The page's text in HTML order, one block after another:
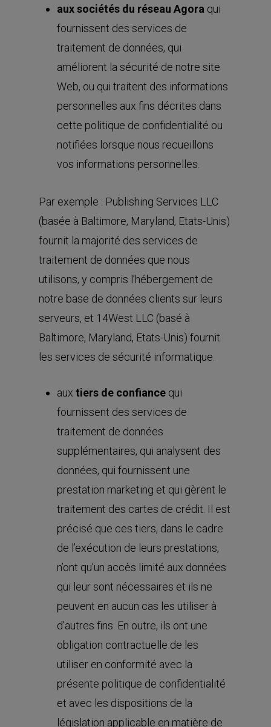
aux sociétés du réseau Agora qui
fournissent des services de
traitement de données, qui
améliorent la sécurité de notre site
Web, ou qui traitent des informations
personnelles aux fins décrites dans
cette politique de confidentialité ou
notifiées lorsque nous recueillons
vos informations personnelles.
Par exemple : Publishing Services LLC
(basée à Baltimore, Maryland, Etats-Unis)
fournit la majorité des services de
traitement de données que nous
utilisons, y compris l’hébergement de
notre base de données clients sur leurs
serveurs, et 14West LLC (basé à
Baltimore, Maryland, Etats-Unis) fournit
les services de sécurité informatique.
auxtiers de confiance qui
fournissent des services de
traitement de données
supplémentaires, qui analysent des
données, qui fournissent une
prestation marketing et qui gèrent le
traitement des cartes de crédit. Il est
précisé que ces tiers, dans le cadre
de l’exécution de leurs prestations,
n’ont qu’un accès limité aux données
qui leur sont nécessaires et ils ne
peuvent en aucun cas les utiliser à
d’autres fins. En outre, ils ont une
obligation contractuelle de les
utiliser en conformité avec la
présente politique de confidentialité
et avec les dispositions de la
législation applicable en matière de